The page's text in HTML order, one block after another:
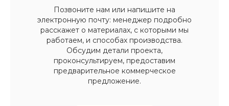
Позвоните нам или напишите на
электронную почту: менеджер подробно
расскажет о материалах, с которыми мы
работаем, и способах производства.
Обсудим детали проекта,
проконсультируем, предоставим
предварительное коммерческое
предложение.